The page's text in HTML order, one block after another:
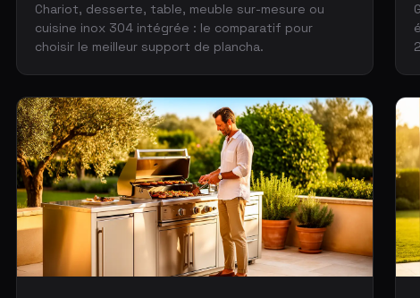
Chariot, desserte, table, meuble sur-mesure ou
cuisine inox 304 intégrée : le comparatif pour
choisir le meilleur support de plancha.